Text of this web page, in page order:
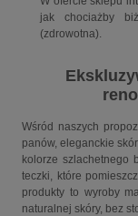
jak chociażby
(zdrowotna).
Wśród naszych
panów, eleganckie
kolorze szlachetnego
teczki, które
produkty to wyroby
naturalnej skóry, bez